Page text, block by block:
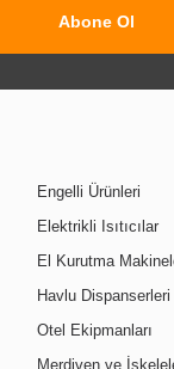
Abone Ol
Engelli Ürünleri
Elektrikli Isıtıcılar
El Kurutma
Havlu Dispanserleri
Otel Ekipmanları
Merdiven ve